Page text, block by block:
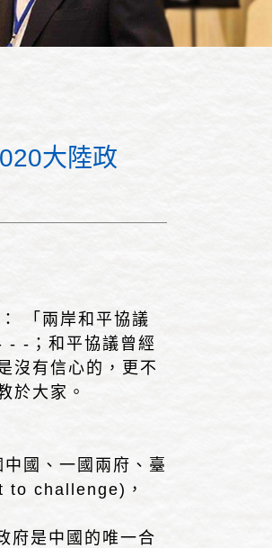
大陸政
「兩岸和平協議
- -；和平協議曾經
沒有信心的，更不
於大家。
國、一國兩府、臺
to challenge)，
府是中國的唯一合